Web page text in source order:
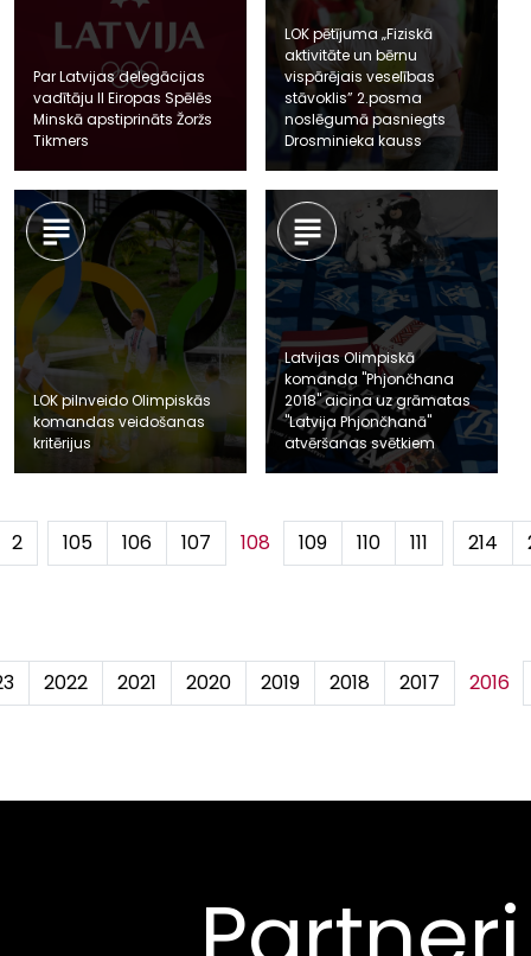
Par Latvijas delegācijas
vadītāju II Eiropas Spēlēs
Minskā apstiprināts Žoržs
Tikmers
LOK pētījuma „Fiziskā
aktivitāte un bērnu
vispārējais veselības
stāvoklis” 2.posma
noslēgumā pasniegts
Drosminieka kauss
LOK pilnveido Olimpiskās
komandas veidošanas
kritērijus
Latvijas Olimpiskā
komanda "Phjončhana
2018" aicina uz grāmatas
"Latvija Phjončhanā"
atvēršanas svētkiem
2 105 106 107 108 109 110 111 214
2022 2021 2020 2019 2018 2017 2016